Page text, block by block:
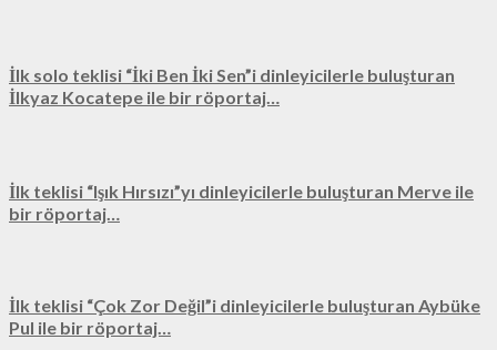
İlk solo teklisi “İki Ben İki Sen”i dinleyicilerle buluşturan
İlkyaz Kocatepe ile bir röportaj…
İlk teklisi “Işık Hırsızı”yı dinleyicilerle buluşturan Merve ile
bir röportaj…
İlk teklisi “Çok Zor Değil”i dinleyicilerle buluşturan Aybüke
Pul ile bir röportaj…